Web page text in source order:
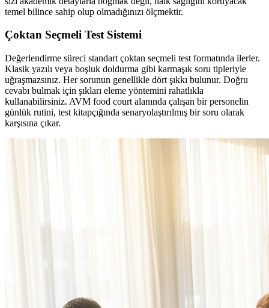
temel bilince sahip olup olmadığınızı ölçmektir.
Çoktan Seçmeli Test Sistemi
Değerlendirme süreci standart çoktan seçmeli test formatında ilerler.
Klasik yazılı veya boşluk doldurma gibi karmaşık soru tipleriyle
uğraşmazsınız. Her sorunun genellikle dört şıkkı bulunur. Doğru
cevabı bulmak için şıkları eleme yöntemini rahatlıkla
kullanabilirsiniz. AVM food court alanında çalışan bir personelin
günlük rutini, test kitapçığında senaryolaştırılmış bir soru olarak
karşısına çıkar.